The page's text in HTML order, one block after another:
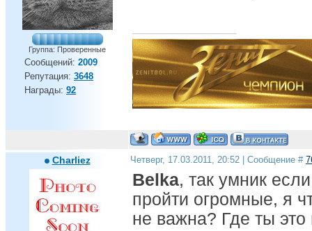
Группа: Проверенные
Сообщений: 2009
Репутация: 3648
Награды: 92
Charliez Четверг, 17.03.2011, 20:52 | Сообщение #
Belka, так умник
пройти огромные, я
не важна? Где ты это